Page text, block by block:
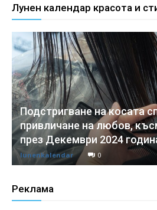
Лунен календар красота и
Подстригване на косата
привличане на любов,
през Декември 2024
lunenkalendar 0
Реклама